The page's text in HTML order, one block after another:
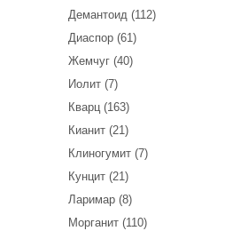
Демантоид (112)
Диаспор (61)
Жемчуг (40)
Иолит (7)
Кварц (163)
Кианит (21)
Клиногумит (7)
Кунцит (21)
Ларимар (8)
Морганит (110)